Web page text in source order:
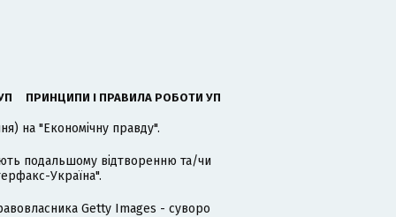
ПРИНЦИПИ І ПРАВИЛА РОБОТИ УП
на "Економічну правду".
подальшому відтворенню та/чи
Україна".
Getty Images - суворо